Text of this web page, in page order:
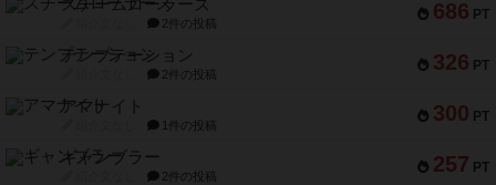
686 PT
スチームローラーズ
2件の投稿
326 PT
テンプテーション
2件の投稿
300 PT
アマナイト
1件の投稿
257 PT
ギャンブラー
2件の投稿